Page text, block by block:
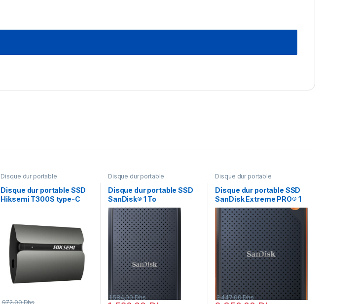
Disque dur portable
Disque dur portable SSD
Hiksemi T300S type-C
972,00Dhs
Disque dur portable
Disque dur portable SSD
SanDisk® 1 To
(SDSSDE30-1T00-G26)
1.584,00Dhs
Disque dur portable
Disque dur portable SSD
SanDisk Extreme PRO® 1
To (SDSSDE81-1T00-G25)
2.447,00Dhs